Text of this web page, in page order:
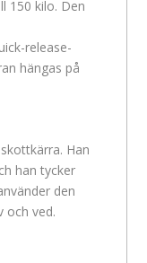
150 kilo. Den
release-
hängas på
Han
han tycker
den
och ved.